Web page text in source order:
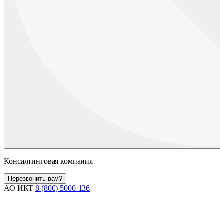
Консалтинговая компания
Перезвонить вам?
АО ИКТ 8 (800) 5000-136